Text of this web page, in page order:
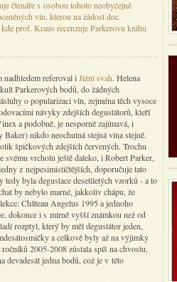
čtenáře s osobou tohoto neobyčejně
vín, kterou na žádost doc.
prof. Kraus recenzuje Parkerovu knihu
nadhledem referoval iJižní svah. Helena
Parkerových bodů, do žádných
o popularizaci vín, zejména těch vysoce
návyky zdejších degustátorů, kteří
a podobně, je nesporně zajímavá, i
nikdo neochutná stejná vína stejně.
špičkových zdejších červených. Trochu
vrcholu ještě daleko, i Robert Parker,
z nejpesimističtějších, doporučuje tato
byla degustace desetiletých vzorků - a to
by nebylo marné, jakkoliv chápu, že
Château Angelus 1995 a jednoho
dokonce i s mírně vyšší známkou než od
rozptyl, který by měl degustátor jeden,
a celkově byly až na výjimky
2005-2008 zůstala spíš na chvostu,
jedna bodů, což je v této